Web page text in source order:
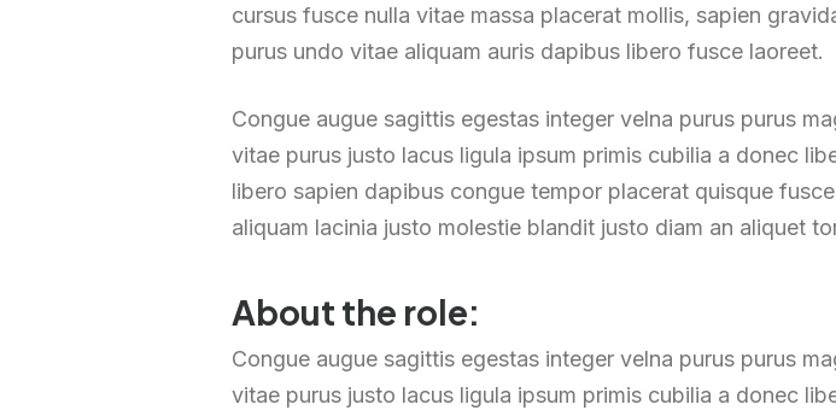
cursus fusce nulla vitae massa placerat mollis, sapien
purus undo vitae aliquam auris dapibus libero fusce laoreet.
Congue augue sagittis egestas integer velna purus purus
vitae purus justo lacus ligula ipsum primis cubilia a donec
libero sapien dapibus congue tempor placerat quisque
aliquam lacinia justo molestie blandit justo diam an aliquet
About the role:
Congue augue sagittis egestas integer velna purus purus
vitae purus justo lacus ligula ipsum primis cubilia a donec